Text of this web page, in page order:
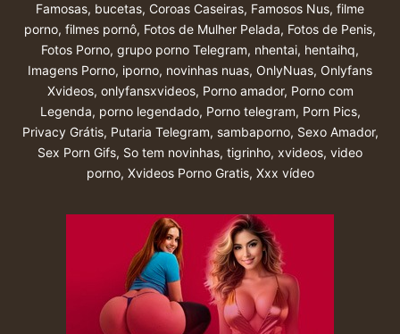
Famosas, bucetas, Coroas Caseiras, Famosos Nus, filme
porno, filmes pornô, Fotos de Mulher Pelada, Fotos de Penis,
Fotos Porno, grupo porno Telegram, nhentai, hentaihq,
Imagens Porno, iporno, novinhas nuas, OnlyNuas, Onlyfans
Xvideos, onlyfansxvideos, Porno amador, Porno com
Legenda, porno legendado, Porno telegram, Porn Pics,
Privacy Grátis, Putaria Telegram, sambaporno, Sexo Amador,
Sex Porn Gifs, So tem novinhas, tigrinho, xvideos, video
porno, Xvideos Porno Gratis, Xxx vídeo